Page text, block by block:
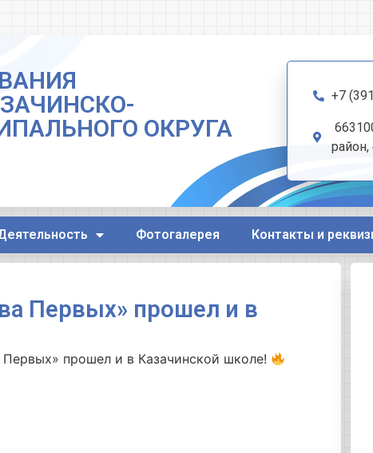
ОКРУГА
+7
район,
Фотогалерея Контакты и
Первых» прошел и в
прошел и в Казачинской школе!